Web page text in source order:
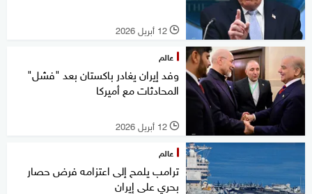
l 12 أبريل 2026
عالم
وفد إيران يغادر باكستان بعد "فشل"
المحادثات مع أميركا
l 12 أبريل 2026
عالم
ترامب يلمح إلى اعتزامه فرض حصار
بحري على إيران